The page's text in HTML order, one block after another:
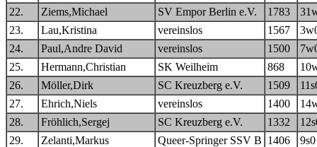
22.
Ziems,Michael SV Empor Berlin e.V. 1783
23.
Lau,Kristina vereinslos 1567
24.
Paul,Andre David vereinslos 1500
25.
Hermann,Christian SK Weilheim 868
26.
Möller,Dirk SC Kreuzberg e.V. 1509
27.
Ehrich,Niels vereinslos 1400
28.
Fröhlich,Sergej SC Kreuzberg e.V. 1332
29.
Zelanti,Markus Queer-Springer SSV B 1406
9s0